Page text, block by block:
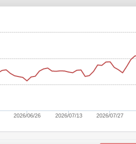
2026/06/26 2026/07/13 2026/07/27